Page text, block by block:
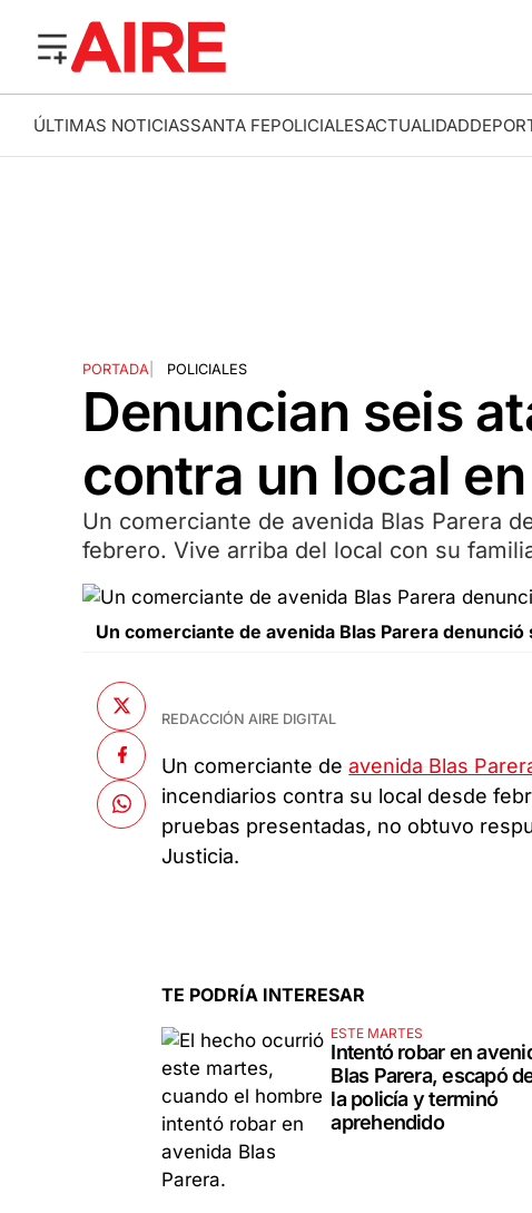
ÚLTIMAS NOTICIASSANTA FEPOLICIALESACTUALIDAD
PORTADA| POLICIALES
Denuncian seis
contra un local
Un comerciante de avenida Blas Parera
febrero. Vive arriba del local con su
Un comerciante de avenida Blas Parera
REDACCIÓN AIRE DIGITAL
Un comerciante deavenida Blas
incendiarios contra su local desde
pruebas presentadas, no obtuvo
Justicia.
TE PODRÍA INTERESAR
ESTE MARTES
Intentó robar en
Blas Parera, escapó
la policía y terminó
aprehendido